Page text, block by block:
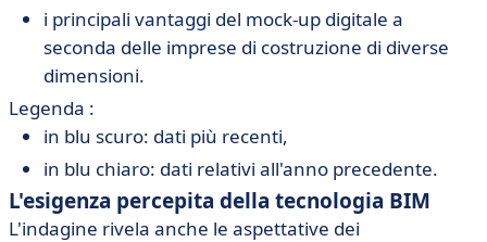
i principali vantaggi del mock-up digitale a
seconda delle imprese di costruzione di diverse
dimensioni.
Legenda :
in blu scuro: dati più recenti,
in blu chiaro: dati relativi all'anno precedente.
L'esigenza percepita della tecnologia BIM
L'indagine rivela anche le aspettative dei